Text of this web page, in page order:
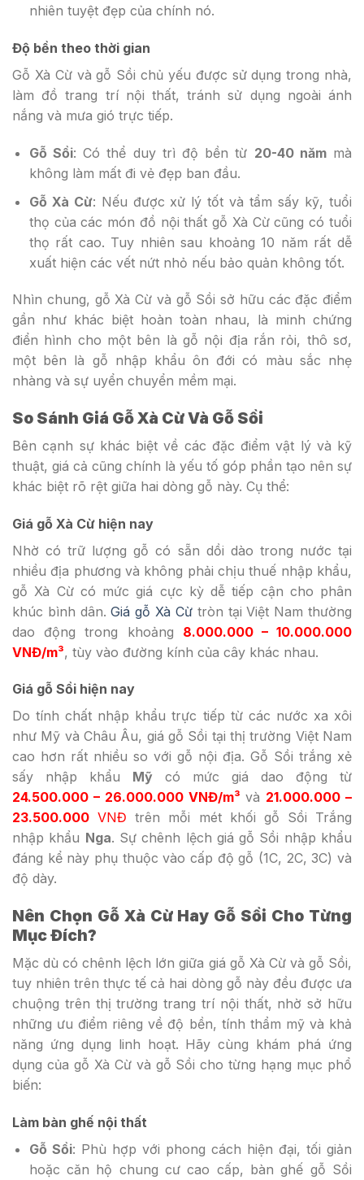
nhiên tuyệt đẹp của chính nó.
Độ bền theo thời gian
Gỗ Xà Cừ và gỗ Sồi chủ yếu được sử dụng trong nhà,
làm đồ trang trí nội thất, tránh sử dụng ngoài ánh
nắng và mưa gió trực tiếp.
Gỗ Sồi: Có thể duy trì độ bền từ 20-40 nămmà
không làm mất đi vẻ đẹp ban đầu.
Gỗ Xà Cừ: Nếu được xử lý tốt và tẩm sấy kỹ, tuổi
thọ của các món đồ nội thất gỗ Xà Cừ cũng có tuổi
thọ rất cao. Tuy nhiên sau khoảng 10 năm rất dễ
xuất hiện các vết nứt nhỏ nếu bảo quản không tốt.
Nhìn chung, gỗ Xà Cừ và gỗ Sồi sở hữu các đặc điểm
gần như khác biệt hoàn toàn nhau, là minh chứng
điển hình cho một bên là gỗ nội địa rắn rỏi, thô sơ,
một bên là gỗ nhập khẩu ôn đới có màu sắc nhẹ
nhàng và sự uyển chuyển mềm mại.
So Sánh Giá Gỗ Xà Cừ Và Gỗ Sồi
Bên cạnh sự khác biệt về các đặc điểm vật lý và kỹ
thuật, giá cả cũng chính là yếu tố góp phần tạo nên sự
khác biệt rõ rệt giữa hai dòng gỗ này. Cụ thể:
Giá gỗ Xà Cừ hiện nay
Nhờ có trữ lượng gỗ có sẵn dồi dào trong nước tại
nhiều địa phương và không phải chịu thuế nhập khẩu,
gỗ Xà Cừ có mức giá cực kỳ dễ tiếp cận cho phân
khúc bình dân.Giá gỗ Xà Cừtròn tại Việt Nam thường
dao động trong khoảng 8.000.000 – 10.000.000
VNĐ/m³, tùy vào đường kính của cây khác nhau.
Giá gỗ Sồi hiện nay
Do tính chất nhập khẩu trực tiếp từ các nước xa xôi
như Mỹ và Châu Âu, giá gỗ Sồi tại thị trường Việt Nam
cao hơn rất nhiều so với gỗ nội địa. Gỗ Sồi trắng xẻ
sấy nhập khẩu Mỹ có mức giá dao động từ
24.500.000 – 26.000.000 VNĐ/m³ và 21.000.000 –
23.500.000 VNĐ trên mỗi mét khối gỗ Sồi Trắng
nhập khẩu Nga. Sự chênh lệch giá gỗ Sồi nhập khẩu
đáng kể này phụ thuộc vào cấp độ gỗ (1C, 2C, 3C) và
độ dày.
Nên Chọn Gỗ Xà Cừ Hay Gỗ Sồi Cho Từng
Mục Đích?
Mặc dù có chênh lệch lớn giữa giá gỗ Xà Cừ và gỗ Sồi,
tuy nhiên trên thực tế cả hai dòng gỗ này đều được ưa
chuộng trên thị trường trang trí nội thất, nhờ sở hữu
những ưu điểm riêng về độ bền, tính thẩm mỹ và khả
năng ứng dụng linh hoạt. Hãy cùng khám phá ứng
dụng của gỗ Xà Cừ và gỗ Sồi cho từng hạng mục phổ
biến:
Làm bàn ghế nội thất
Gỗ Sồi: Phù hợp với phong cách hiện đại, tối giản
hoặc căn hộ chung cư cao cấp, bàn ghế gỗ Sồi